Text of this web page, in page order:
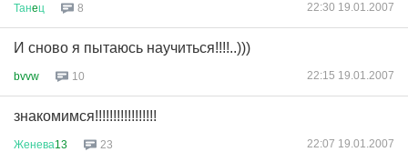
Танeц 8 22:30 19.01.2007
И сново я пытаюсь научиться!!!!..)))
bvvw 10 22:15 19.01.2007
знакомимся!!!!!!!!!!!!!!!!!
Женева13 23 22:07 19.01.2007